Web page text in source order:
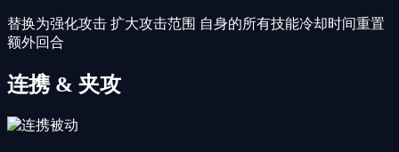
替换为强化攻击 扩大攻击范围 自身的所有技能冷却时间重置
额外回合
连携 & 夹攻